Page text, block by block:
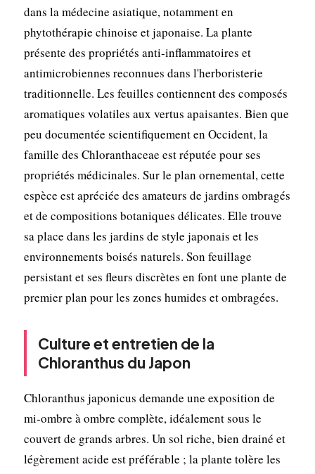
dans la médecine asiatique, notamment en
phytothérapie chinoise et japonaise. La plante
présente des propriétés anti-inflammatoires et
antimicrobiennes reconnues dans l'herboristerie
traditionnelle. Les feuilles contiennent des composés
aromatiques volatiles aux vertus apaisantes. Bien que
peu documentée scientifiquement en Occident, la
famille des Chloranthaceae est réputée pour ses
propriétés médicinales. Sur le plan ornemental, cette
espèce est apréciée des amateurs de jardins ombragés
et de compositions botaniques délicates. Elle trouve
sa place dans les jardins de style japonais et les
environnements boisés naturels. Son feuillage
persistant et ses fleurs discrètes en font une plante de
premier plan pour les zones humides et ombragées.
Culture et entretien de la
Chloranthus du Japon
Chloranthus japonicus demande une exposition de
mi-ombre à ombre complète, idéalement sous le
couvert de grands arbres. Un sol riche, bien drainé et
légèrement acide est préférable ; la plante tolère les